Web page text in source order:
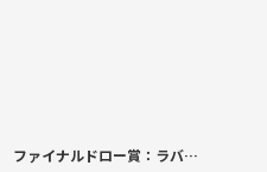
ファイナルドロー賞：ラバープレイマットスリム しんたろー「AN ANGEL’S ARROW」